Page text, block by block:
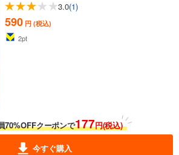
3.0(1)
590 円 (税込)
2pt
70%OFFクーポンで177円(税込)
今すぐ購入